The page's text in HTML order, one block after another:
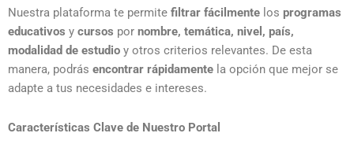
Nuestra plataforma te permite filtrar fácilmente los programas
educativos y cursos por nombre, temática, nivel, país,
modalidad de estudio y otros criterios relevantes. De esta
manera, podrás encontrar rápidamente la opción que mejor se
adapte a tus necesidades e intereses.
Características Clave de Nuestro Portal